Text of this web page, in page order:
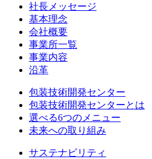
社長メッセージ
基本理念
会社概要
事業所一覧
事業内容
沿革
包装技術開発センター
包装技術開発センターとは
選べる6つのメニュー
未来への取り組み
サステナビリティ